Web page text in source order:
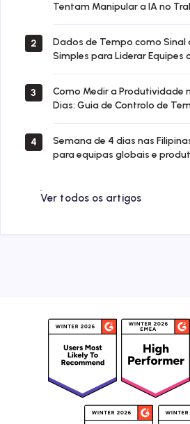
Tentam Manipular a IA no
2
Dados de Tempo como Sinal
Simples para Liderar Equipes
3
Como Medir a Produtividade
Dias: Guia de Controlo de
4
Semana de 4 dias nas
para equipas globais e
Ver todos os artigos